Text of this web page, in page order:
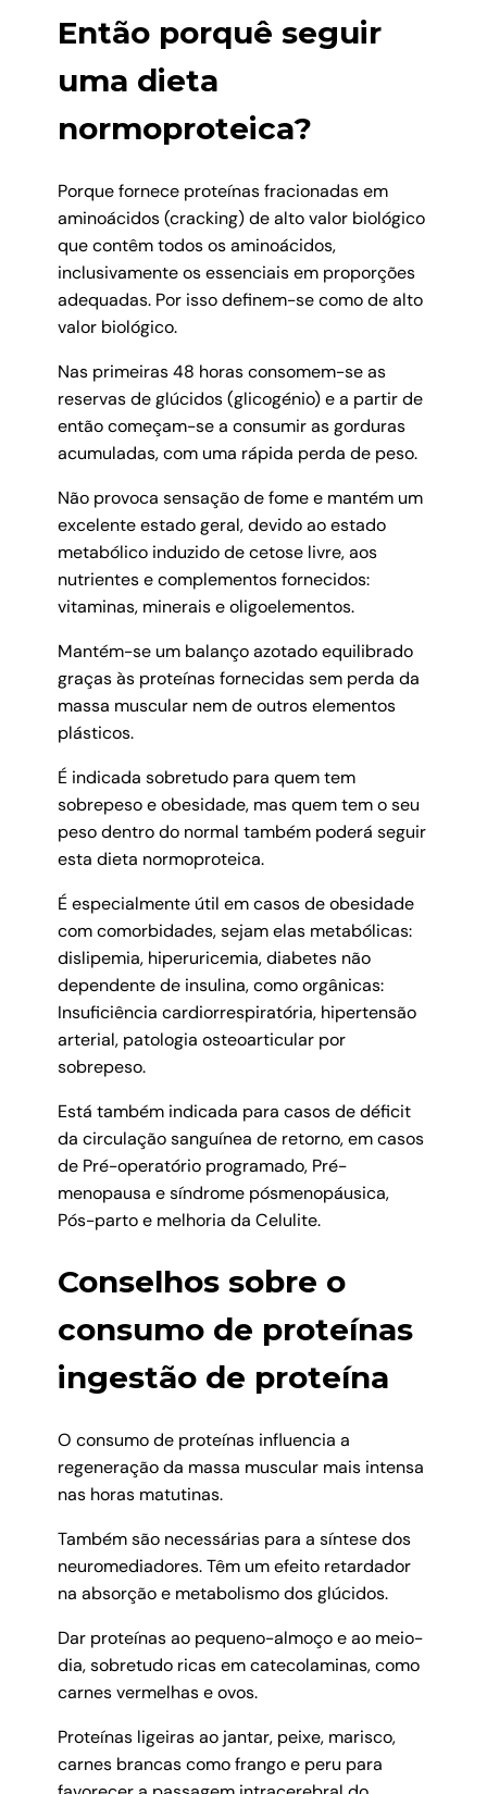
Então porquê seguir
uma dieta
normoproteica?
Porque fornece proteínas fracionadas em
aminoácidos (cracking) de alto valor biológico
que contêm todos os aminoácidos,
inclusivamente os essenciais em proporções
adequadas. Por isso definem-se como de alto
valor biológico.
Nas primeiras 48 horas consomem-se as
reservas de glúcidos (glicogénio) e a partir de
então começam-se a consumir as gorduras
acumuladas, com uma rápida perda de peso.
Não provoca sensação de fome e mantém um
excelente estado geral, devido ao estado
metabólico induzido de cetose livre, aos
nutrientes e complementos fornecidos:
vitaminas, minerais e oligoelementos.
Mantém-se um balanço azotado equilibrado
graças às proteínas fornecidas sem perda da
massa muscular nem de outros elementos
plásticos.
É indicada sobretudo para quem tem
sobrepeso e obesidade, mas quem tem o seu
peso dentro do normal também poderá seguir
esta dieta normoproteica.
É especialmente útil em casos de obesidade
com comorbidades, sejam elas metabólicas:
dislipemia, hiperuricemia, diabetes não
dependente de insulina, como orgânicas:
Insuficiência cardiorrespiratória, hipertensão
arterial, patologia osteoarticular por
sobrepeso.
Está também indicada para casos de déficit
da circulação sanguínea de retorno, em casos
de Pré-operatório programado, Pré-
menopausa e síndrome pósmenopáusica,
Pós-parto e melhoria da Celulite.
Conselhos sobre o
consumo de proteínas
ingestão de proteína
O consumo de proteínas influencia a
regeneração da massa muscular mais intensa
nas horas matutinas.
Também são necessárias para a síntese dos
neuromediadores. Têm um efeito retardador
na absorção e metabolismo dos glúcidos.
Dar proteínas ao pequeno-almoço e ao meio-
dia, sobretudo ricas em catecolaminas, como
carnes vermelhas e ovos.
Proteínas ligeiras ao jantar, peixe, marisco,
carnes brancas como frango e peru para